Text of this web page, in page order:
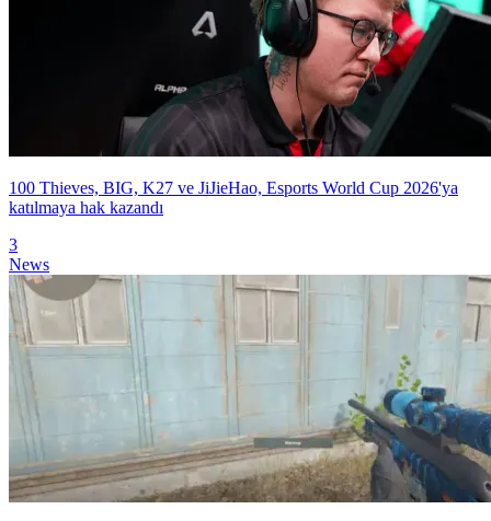
100 Thieves, BIG, K27 ve JiJieHao, Esports World Cup 2026'ya
katılmaya hak kazandı
3
News